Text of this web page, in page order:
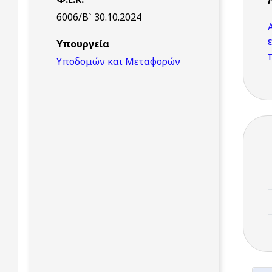
6006/Β` 30.10.2024
Υπουργεία
Υποδομών και Μεταφορών